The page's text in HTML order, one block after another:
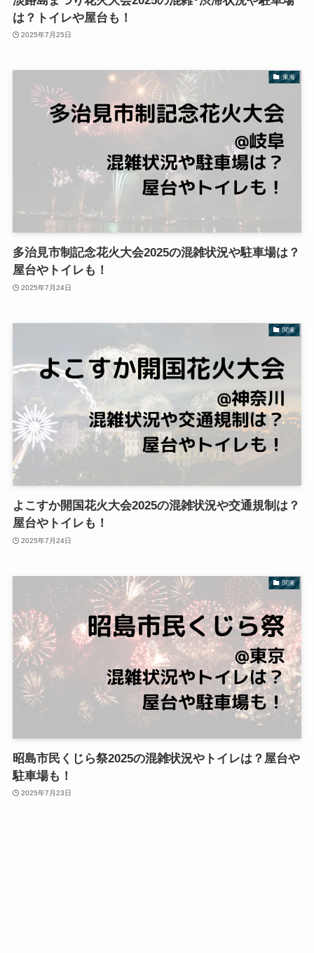
は？トイレや屋台も！
2025年7月25日
東海
多治見市制記念花火大会2025の混雑状況や駐車場は？
屋台やトイレも！
2025年7月24日
関東
よこすか開国花火大会2025の混雑状況や交通規制は？
屋台やトイレも！
2025年7月24日
関東
昭島市民くじら祭2025の混雑状況やトイレは？屋台や
駐車場も！
2025年7月23日